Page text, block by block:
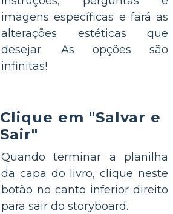
imagens específicas e fará as
alterações estéticas que
desejar. As opções são
infinitas!
Clique em "Salvar e
Sair"
Quando terminar a planilha
da capa do livro, clique neste
botão no canto inferior direito
para sair do storyboard.